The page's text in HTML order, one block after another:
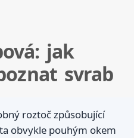
jak
svrab
roztoč způsobující
obvykle pouhým okem